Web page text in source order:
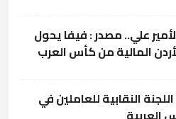
علي.. مصدر : فيفا يحول
المالية من كأس العرب
النقابية للعاملين في